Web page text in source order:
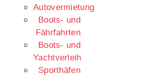
Autovermietung
Boots- und
Fährfahrten
Boots- und
Yachtverleih
Sporthäfen